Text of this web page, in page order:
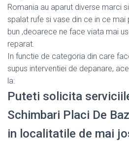
Romania au aparut diverse marci
spalat rufe si vase din ce in ce mai
bun ,deoarece ne face viata mai
reparat.
In functie de categoria din care
supus interventiei de depanare,
la:
Puteti solicita
Schimbari Placi De
in localitatile de mai